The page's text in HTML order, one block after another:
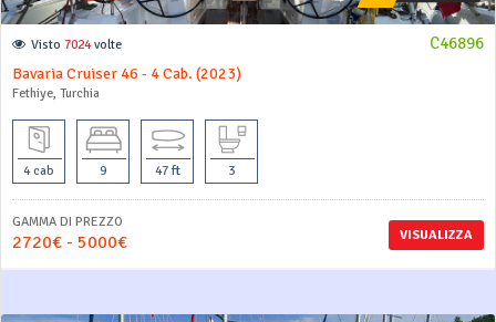
C46896
Visto 7024volte
Bavaria Cruiser 46 - 4 Cab. (2023)
Fethiye, Turchia
4 cab 9 47 ft 3
VISUALIZZA
GAMMA DI PREZZO
2720€ - 5000€